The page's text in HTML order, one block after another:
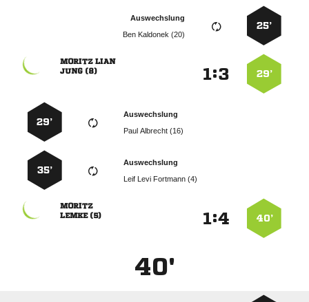
25’
Auswechslung
  
29’
:
 
 
Auswechslung
  
29’
Auswechslung
   
35’
40’
:

 
40'